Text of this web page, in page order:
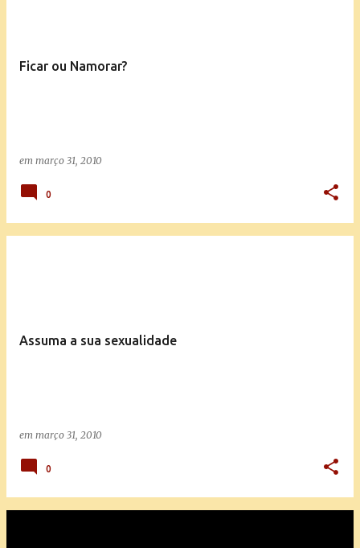
Ficar ou Namorar?
em março 31, 2010
0
Assuma a sua sexualidade
em março 31, 2010
0